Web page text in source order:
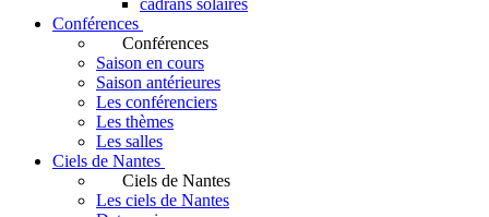
cadrans solaires
Conférences
Conférences
Saison en cours
Saison antérieures
Les conférenciers
Les thèmes
Les salles
Ciels de Nantes
Ciels de Nantes
Les ciels de Nantes